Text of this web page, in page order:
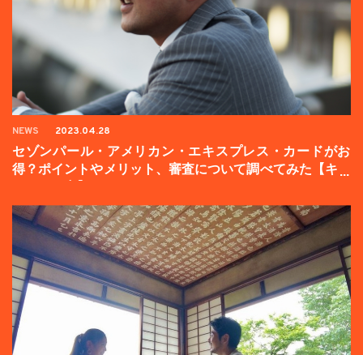
NEWS 2023.04.28
セゾンパール・アメリカン・エキスプレス・カードがお
得？ポイントやメリット、審査について調べてみた【キャ